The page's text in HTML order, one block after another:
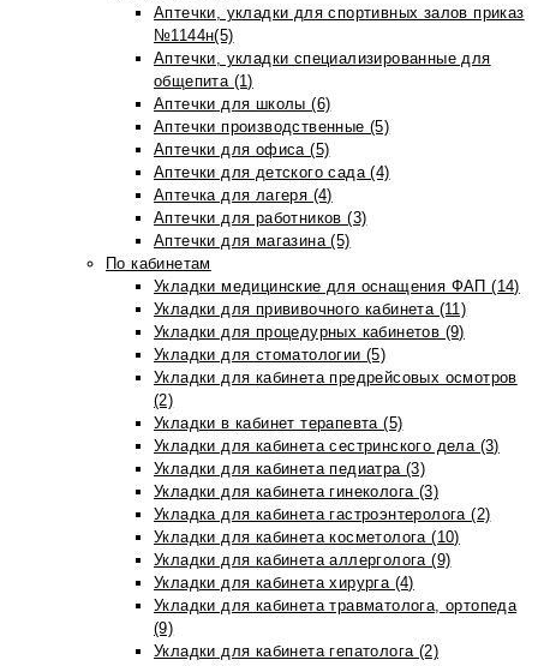
Аптечки, укладки для спортивных залов приказ
№1144н(5)
Аптечки, укладки специализированные для
общепита (1)
Аптечки для школы (6)
Аптечки производственные (5)
Аптечки для офиса (5)
Аптечки для детского сада (4)
Аптечка для лагеря (4)
Аптечки для работников (3)
Аптечки для магазина (5)
По кабинетам
Укладки медицинские для оснащения ФАП (14)
Укладки для прививочного кабинета (11)
Укладки для процедурных кабинетов (9)
Укладки для стоматологии (5)
Укладки для кабинета предрейсовых осмотров
(2)
Укладки в кабинет терапевта (5)
Укладки для кабинета сестринского дела (3)
Укладки для кабинета педиатра (3)
Укладки для кабинета гинеколога (3)
Укладка для кабинета гастроэнтеролога (2)
Укладки для кабинета косметолога (10)
Укладки для кабинета аллерголога (9)
Укладки для кабинета хирурга (4)
Укладки для кабинета травматолога, ортопеда
(9)
Укладки для кабинета гепатолога (2)